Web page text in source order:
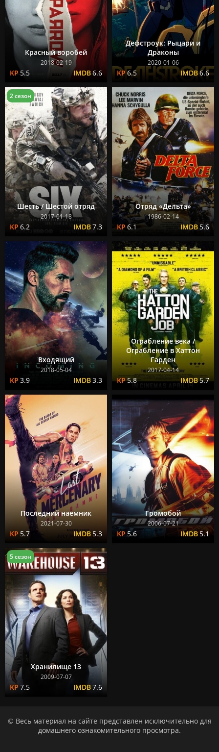
Красный воробей
2018-02-19
5.5 6.6
Дефстроук: Рыцари и
Драконы
2020-01-06
6.5 6.6
Шесть / Шестой отряд
2017-01-18
6.2 7.3
2 сезон
Отряд «Дельта»
1986-02-14
6.1 5.6
Входящий
2018-05-04
3.9 3.3
Ограбление века /
Ограбление в Хаттон
Гарден
2017-04-14
5.8 5.7
Последний наемник
2021-07-30
5.7 5.3
Громобой
2006-07-21
5.6 5.1
Хранилище 13
2009-07-07
7.5 7.6
5 сезон
© Весь материал на сайте представлен исключительно для
домашнего ознакомительного просмотра.